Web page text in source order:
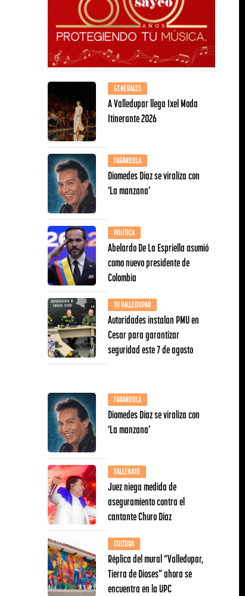
GENERALES
A Valledupar llega Ixel Moda
Itinerante 2026
FARÁNDULA
Diomedes Díaz se viraliza con
‘La manzana’
POLÍTICA
Abelardo De La Espriella asumió
como nuevo presidente de
Colombia
TU VALLEDUPAR
Autoridades instalan PMU en
Cesar para garantizar
seguridad este 7 de agosto
FARÁNDULA
Diomedes Díaz se viraliza con
‘La manzana’
VALLENATO
Juez niega medida de
aseguramiento contra el
cantante Churo Díaz
CULTURA
Réplica del mural “Valledupar,
Tierra de Dioses” ahora se
encuentra en la UPC